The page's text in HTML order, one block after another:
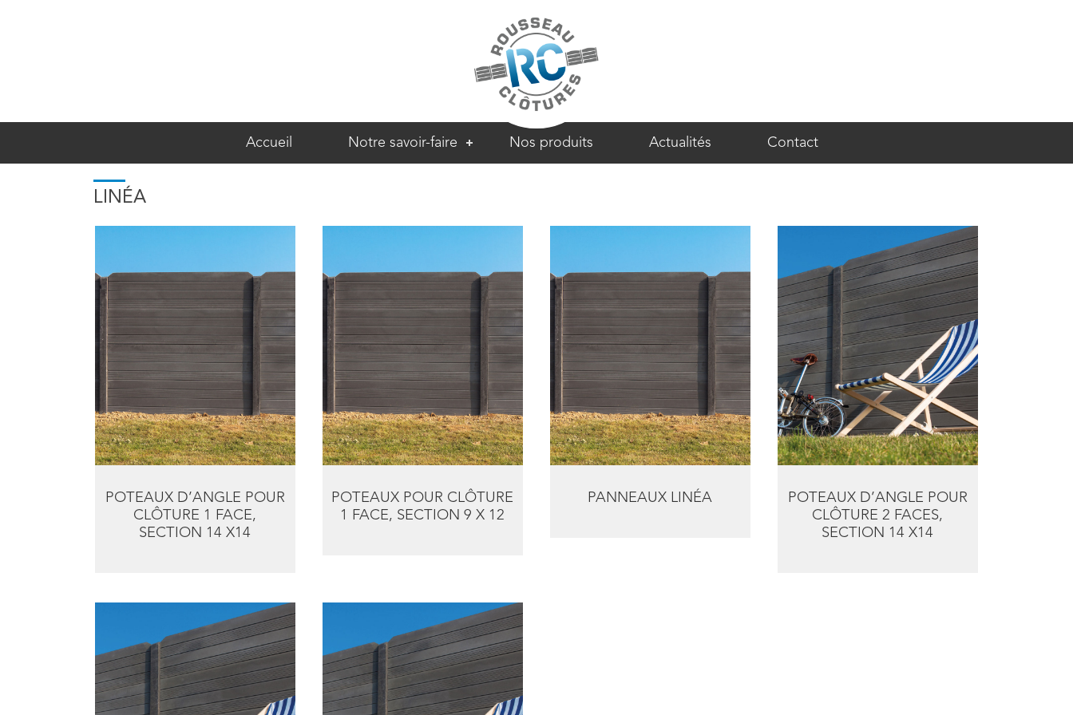
Accueil Notre savoir-faire Nos produits Actualités Contact
LINÉA
POTEAUX D’ANGLE POUR
CLÔTURE 1 FACE,
SECTION 14 X14
POTEAUX POUR CLÔTURE
1 FACE, SECTION 9 X 12
PANNEAUX LINÉA
POTEAUX D’ANGLE POUR
CLÔTURE 2 FACES,
SECTION 14 X14